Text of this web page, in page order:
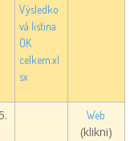
Výsledko
vá listina
OK
celkem.xl
sx
Web
(klikni)